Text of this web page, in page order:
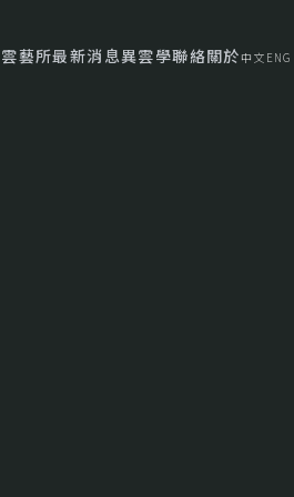
雲藝所最新消息異雲學聯絡關於中文